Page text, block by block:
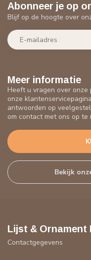
Meer informatie
Heeft u vragen over
onze
antwoorden op
om contact met ons op te
Bekijk
Abonneer je op
Blijf op de hoogte over
Lijst & Ornament
Contactgegevens